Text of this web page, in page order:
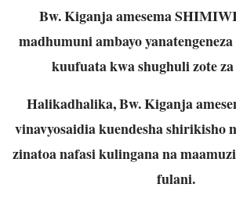
Bw. Kiganja amesema
madhumuni ambayo
kuufuata kwa shughuli zote
Halikadhalika, Bw. Kiganja
vinavyosaidia kuendesha shirikisho
zinatoa nafasi kulingana na
fulani.